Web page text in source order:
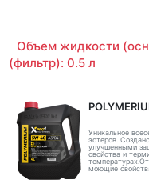
Объем жидкости
(фильтр): 0.5 л
Уникальное
эстеров.
улучшенными
свойства и
моющие